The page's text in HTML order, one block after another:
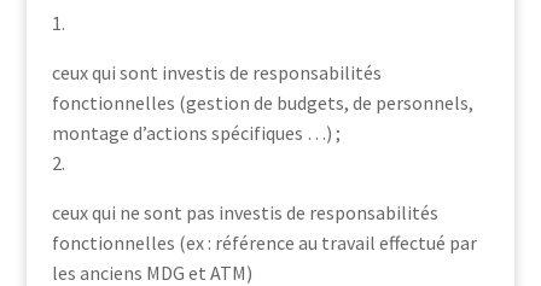
1.
ceux qui sont investis de responsabilités
fonctionnelles (gestion de budgets, de personnels,
montage d’actions spécifiques …) ;
2.
ceux qui ne sont pas investis de responsabilités
fonctionnelles (ex : référence au travail effectué par
les anciens MDG et ATM)